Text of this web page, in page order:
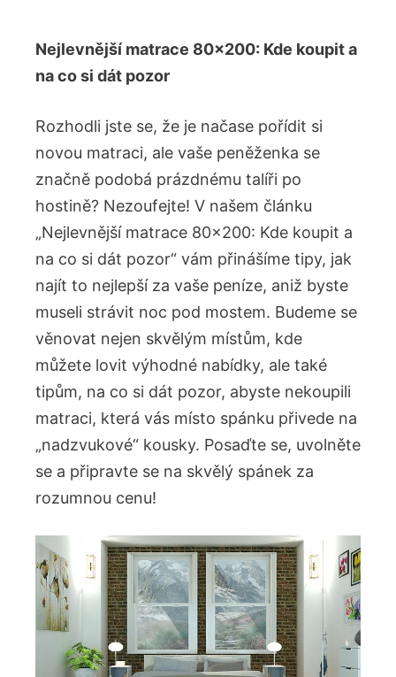
Nejlevnější matrace 80×200: Kde koupit a
na co si dát pozor
Rozhodli jste se, že je načase pořídit si
novou matraci, ale vaše peněženka se
značně podobá prázdnému talíři po
hostině? Nezoufejte! V našem článku
„Nejlevnější matrace 80×200: Kde koupit a
na co si dát pozor“ vám přinášíme tipy, jak
najít to nejlepší za vaše peníze, aniž byste
museli strávit noc pod mostem. Budeme se
věnovat nejen skvělým místům, kde
můžete lovit výhodné nabídky, ale také
tipům, na co si dát pozor, abyste nekoupili
matraci, která vás místo spánku přivede na
„nadzvukové“ kousky. Posaďte se, uvolněte
se a připravte se na skvělý spánek za
rozumnou cenu!